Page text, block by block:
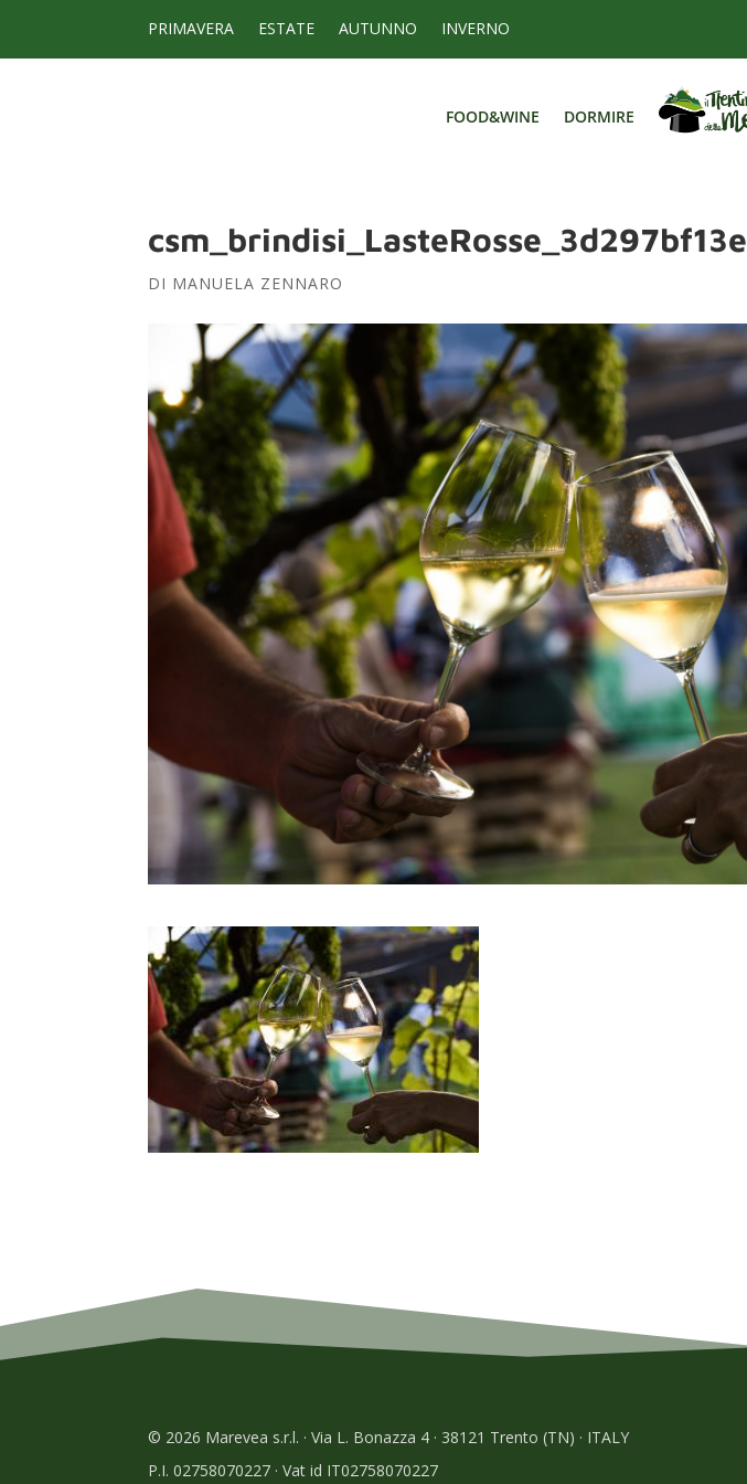
PRIMAVERA ESTATE AUTUNNO INVERNO
FOOD&WINE DORMIRE
csm_brindisi_LasteRosse_3d297bf13e
DI MANUELA ZENNARO
© 2026 Marevea s.r.l. · Via L. Bonazza 4 · 38121 Trento (TN) · ITALY
P.I. 02758070227 · Vat id IT02758070227